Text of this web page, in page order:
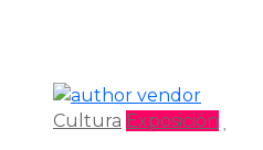
Cultura Exposición